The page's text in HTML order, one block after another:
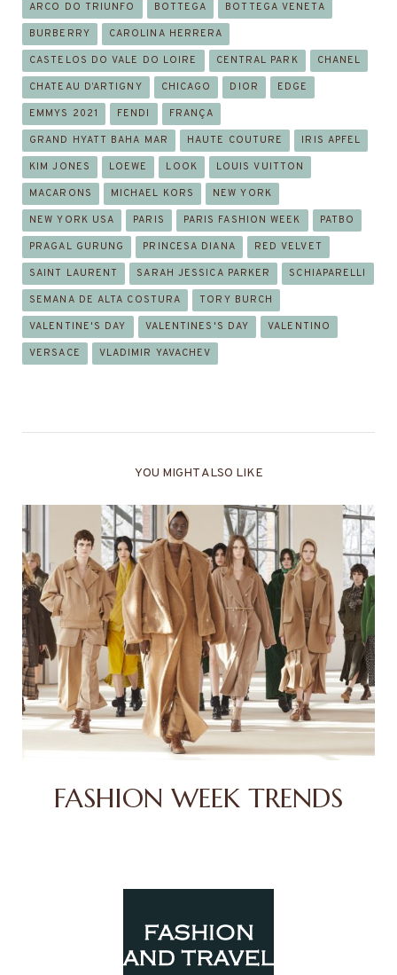
ARCO DO TRIUNFO BOTTEGA BOTTEGA VENETA
BURBERRY CAROLINA HERRERA
CASTELOS DO VALE DO LOIRE CENTRAL PARK CHANEL
CHATEAU D’ARTIGNY CHICAGO DIOR EDGE
EMMYS 2021 FENDI FRANÇA
GRAND HYATT BAHA MAR HAUTE COUTURE IRIS APFEL
KIM JONES LOEWE LOOK LOUIS VUITTON
MACARONS MICHAEL KORS NEW YORK
NEW YORK USA PARIS PARIS FASHION WEEK PATBO
PRAGAL GURUNG PRINCESA DIANA RED VELVET
SAINT LAURENT SARAH JESSICA PARKER SCHIAPARELLI
SEMANA DE ALTA COSTURA TORY BURCH
VALENTINE'S DAY VALENTINES'S DAY VALENTINO
VERSACE VLADIMIR YAVACHEV
YOU MIGHT ALSO LIKE
FASHION WEEK TRENDS